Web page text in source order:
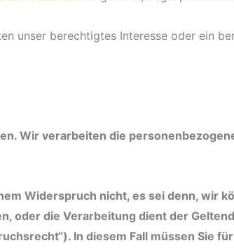
unser berechtigtes Interesse oder ein
Wir verarbeiten die
Widerspruch nicht, es sei denn, wir
oder die Verarbeitung dient der
In diesem Fall müssen Sie